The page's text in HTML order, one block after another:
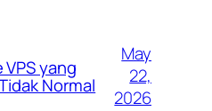
yang
Normal
May
22,
2026